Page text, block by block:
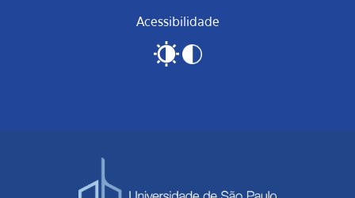
Acessibilidade